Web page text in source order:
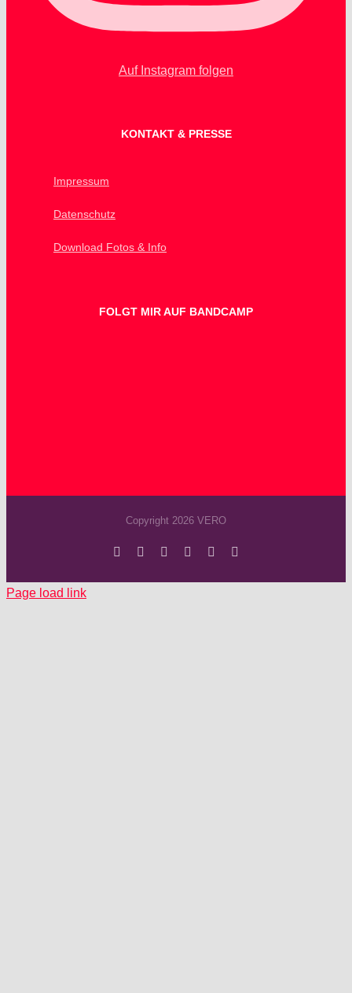
Auf Instagram folgen
KONTAKT & PRESSE
Impressum
Datenschutz
Download Fotos & Info
FOLGT MIR AUF BANDCAMP
Copyright 2026 VERO
FacebookInstagramYouTube
SpotifySoundCloud
Page load link